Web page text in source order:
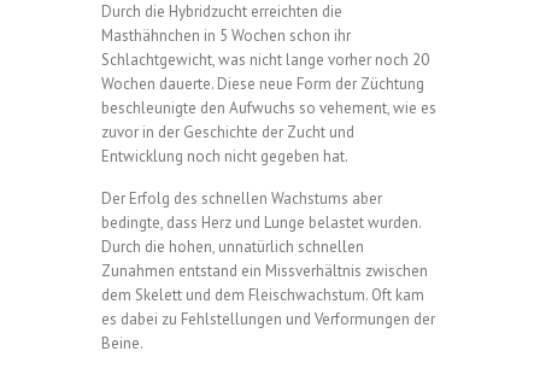
Durch die Hybridzucht erreichten die
Masthähnchen in 5 Wochen schon ihr
Schlachtgewicht, was nicht lange vorher noch 20
Wochen dauerte. Diese neue Form der Züchtung
beschleunigte den Aufwuchs so vehement, wie es
zuvor in der Geschichte der Zucht und
Entwicklung noch nicht gegeben hat.
Der Erfolg des schnellen Wachstums aber
bedingte, dass Herz und Lunge belastet wurden.
Durch die hohen, unnatürlich schnellen
Zunahmen entstand ein Missverhältnis zwischen
dem Skelett und dem Fleischwachstum. Oft kam
es dabei zu Fehlstellungen und Verformungen der
Beine.